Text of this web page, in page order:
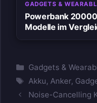
GADGETS &
Powerbank
Modelle im
Kategorien
Gadgets &
Schlagwörter
Akku,Anker,
Noise-Cancelling